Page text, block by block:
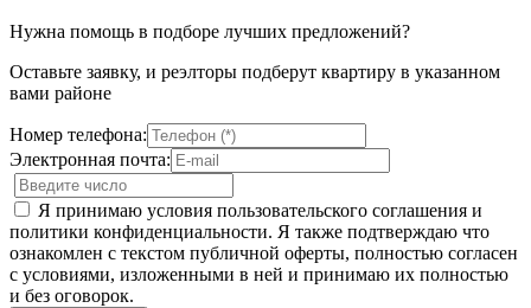
Нужна помощь в подборе лучших предложений?
Оставьте заявку, и реэлторы подберут квартиру в указанном
вами районе
Номер телефона:
Электронная почта:
Я принимаю условия пользовательского соглашения и
политики конфиденциальности. Я также подтверждаю что
ознакомлен с текстом публичной оферты, полностью согласен
с условиями, изложенными в ней и принимаю их полностью
и без оговорок.